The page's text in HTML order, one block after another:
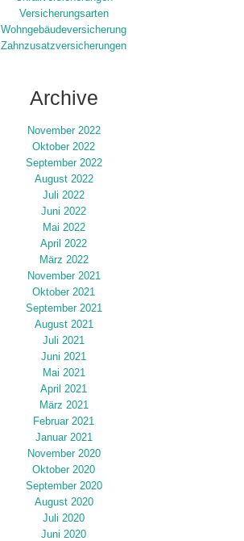
Versicherungsarten
Wohngebäudeversicherung
Zahnzusatzversicherungen
Archive
November 2022
Oktober 2022
September 2022
August 2022
Juli 2022
Juni 2022
Mai 2022
April 2022
März 2022
November 2021
Oktober 2021
September 2021
August 2021
Juli 2021
Juni 2021
Mai 2021
April 2021
März 2021
Februar 2021
Januar 2021
November 2020
Oktober 2020
September 2020
August 2020
Juli 2020
Juni 2020